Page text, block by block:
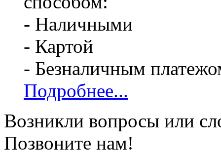
- Наличными
- Картой
- Безналичным
Подробнее...
Возникли вопросы или
Позвоните нам!